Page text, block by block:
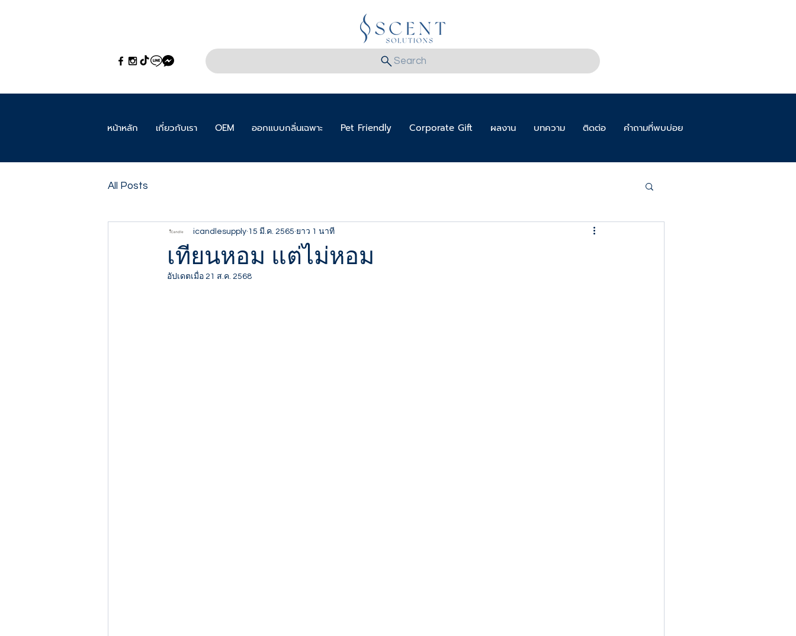
Search
หน้าหลัก เกี่ยวกับเรา OEM ออกแบบกลิ่นเฉพาะ Pet Friendly Corporate Gift ผลงาน บทความ ติดต่อ คำถามที่พบบ่อย
All Posts
เทียนหอม แต่ไม่หอม
icandlesupply 15 มี.ค. 2565 ยาว 1 นาที
อัปเดตเมื่อ 21 ส.ค. 2568